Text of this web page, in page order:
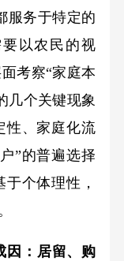
服务于特定的
以农民的视
考察“家庭本
几个关键现象
、家庭化流
”的普遍选择
个体理性，
因：居留、购